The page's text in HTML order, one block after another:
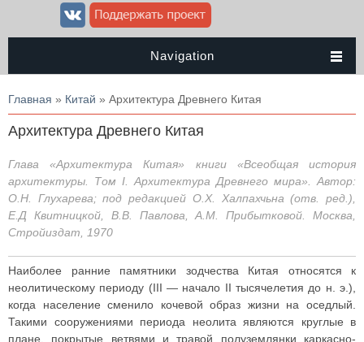
Navigation
Вы здесь
Главная » Китай » Архитектура Древнего Китая
Архитектура Древнего Китая
Глава «Архитектура Китая» книги «Всеобщая история
архитектуры. Том I. Архитектура Древнего мира». Автор:
О.Н. Глухарева; под редакцией О.Х. Халпахчьна (отв. ред.),
Е.Д Квитницкой, В.В. Павлова, А.М. Прибытковой. Москва,
Стройиздат, 1970
Наиболее ранние памятники зодчества Китая относятся к
неолитическому периоду (III — начало II тысячелетия до н. э.),
когда население сменило кочевой образ жизни на оседлый.
Такими сооружениями периода неолита являются круглые в
плане, покрытые ветвями и травой полуземлянки каркасно-